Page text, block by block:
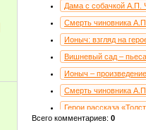
Дама с собачкой А.П.
Смерть чиновника
Ионыч: взгляд на
Вишневый сад –
Ионыч –
Смерть чиновника
Герои рассказа
Человек в футляре –
Всего комментариев: 0